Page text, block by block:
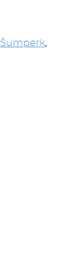
Šumperk,